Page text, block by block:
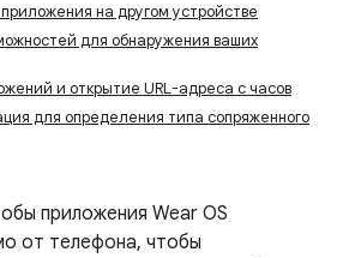
на другом устройстве
для обнаружения ваших
и открытие URL-адреса с часов
для определения типа сопряженного
приложения Wear OS
от телефона, чтобы